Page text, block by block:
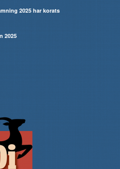
2025 har korats
2025